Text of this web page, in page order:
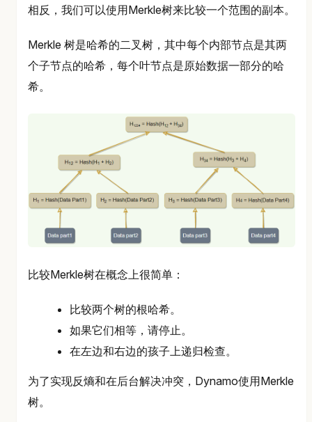
相反，我们可以使用Merkle树来比较一个范围的副本。
Merkle 树是哈希的二叉树，其中每个内部节点是其两
个子节点的哈希，每个叶节点是原始数据一部分的哈
希。
比较Merkle树在概念上很简单：
比较两个树的根哈希。
如果它们相等，请停止。
在左边和右边的孩子上递归检查。
为了实现反熵和在后台解决冲突，Dynamo使用Merkle
树。